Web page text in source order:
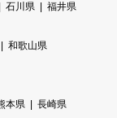
石川県
福井県
和歌山県
本県
長崎県